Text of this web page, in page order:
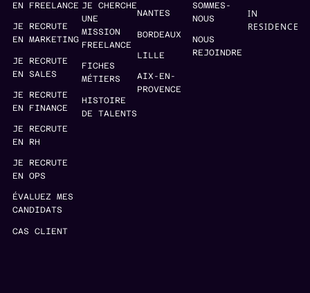
EN FREELANCE
JE RECRUTE
EN MARKETING
JE RECRUTE
EN SALES
JE RECRUTE
EN FINANCE
JE RECRUTE
EN RH
JE RECRUTE
EN OPS
ÉVALUEZ MES
CANDIDATS
CAS CLIENT
JE CHERCHE
UNE
MISSION
FREELANCE
FICHES
MÉTIERS
HISTOIRE
DE TALENTS
NANTES
BORDEAUX
LILLE
AIX-EN-
PROVENCE
SOMMES-
NOUS
NOUS
REJOINDRE
IN
RESIDENCE